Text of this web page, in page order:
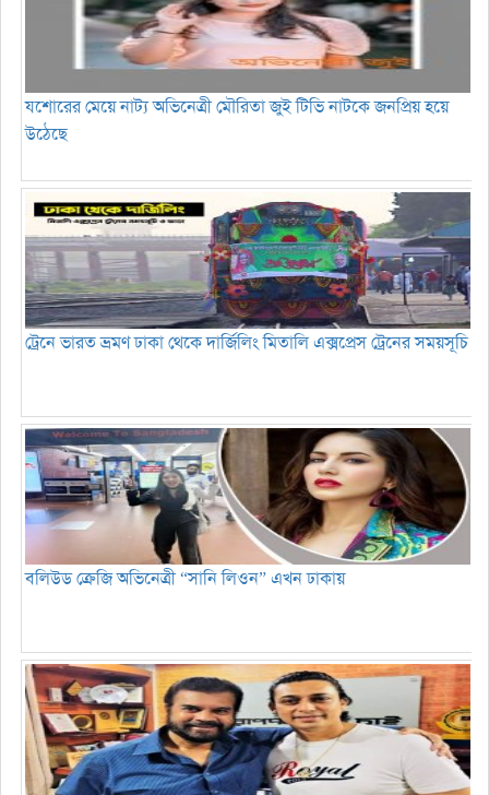
যশোরের মেয়ে নাট্য অভিনেত্রী মৌরিতা জুই টিভি নাটকে জনপ্রিয় হয়ে
উঠেছে
ট্রেনে ভারত ভ্রমণ ঢাকা থেকে দার্জিলিং মিতালি এক্সপ্রেস ট্রেনের সময়সূচি
বলিউড ক্রেজি অভিনেত্রী “সানি লিওন” এখন ঢাকায়